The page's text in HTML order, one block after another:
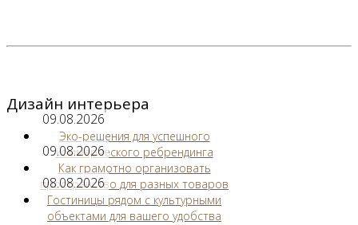
Дизайн интерьера
09.08.2026
Эко-решения для успешного
коммерческого ребрендинга
09.08.2026
Как грамотно организовать
пространство для разных товаров
08.08.2026
Гостиницы рядом с культурными
объектами для вашего удобства